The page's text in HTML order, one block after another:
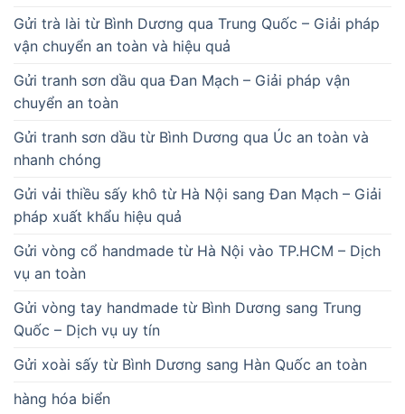
Gửi trà lài từ Bình Dương qua Trung Quốc – Giải pháp
vận chuyển an toàn và hiệu quả
Gửi tranh sơn dầu qua Đan Mạch – Giải pháp vận
chuyển an toàn
Gửi tranh sơn dầu từ Bình Dương qua Úc an toàn và
nhanh chóng
Gửi vải thiều sấy khô từ Hà Nội sang Đan Mạch – Giải
pháp xuất khẩu hiệu quả
Gửi vòng cổ handmade từ Hà Nội vào TP.HCM – Dịch
vụ an toàn
Gửi vòng tay handmade từ Bình Dương sang Trung
Quốc – Dịch vụ uy tín
Gửi xoài sấy từ Bình Dương sang Hàn Quốc an toàn
hàng hóa biển